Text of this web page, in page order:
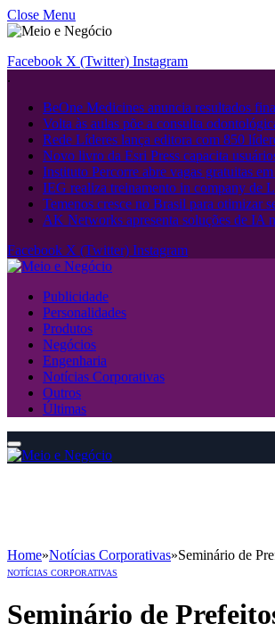
Close Menu
Facebook X (Twitter) Instagram
.
BeOne Medicines anuncia resultados
Volta às aulas põe a consulta
Rede Líderes lança editora com 850
Novo livro da Esri Press capacita
Instituto Percorre abre vagas gratuitas
IEG realiza treinamento in company de
Temenos cresce no Brasil para otimizar
AK Networks apresenta soluções de
Facebook X (Twitter) Instagram
Publicidade
Personalidades
Produtos
Negócios
Engenharia
Notícias Corporativas
Outros
Últimas
Home»Notícias Corporativas»Seminário de
NOTÍCIAS CORPORATIVAS
Seminário de